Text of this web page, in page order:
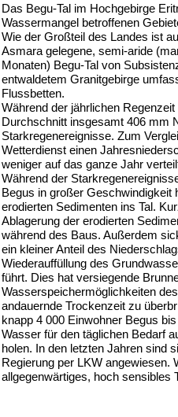
Das Begu-Tal im Hochgebirge
Wassermangel betroffenen
Wie der Großteil des Landes ist
Asmara gelegene, semi-aride
Monaten) Begu-Tal von
entwaldetem Granitgebirge
Flussbetten.
Während der jährlichen
Durchschnitt insgesamt 406 mm
Starkregenereignisse. Zum
Wetterdienst einen
weniger auf das ganze Jahr
Während der
Begus in großer Geschwindigkeit
erodierten Sedimenten ins Tal.
Ablagerung der erodierten
während des Baus. Außerdem
ein kleiner Anteil des
Wiederauffüllung des
führt. Dies hat versiegende
Wasserspeichermöglichkeiten
andauernde Trockenzeit zu
knapp 4 000 Einwohner Begus
Wasser für den täglichen Bedarf
holen. In den letzten Jahren sind
Regierung per LKW angewiesen.
allgegenwärtiges, hoch sensibles